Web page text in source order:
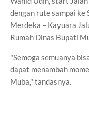
dengan rute sampai ke
Merdeka – Kayuara
Rumah Dinas Bupati
"Semoga semuanya
dapat menambah
Muba," tandasnya.